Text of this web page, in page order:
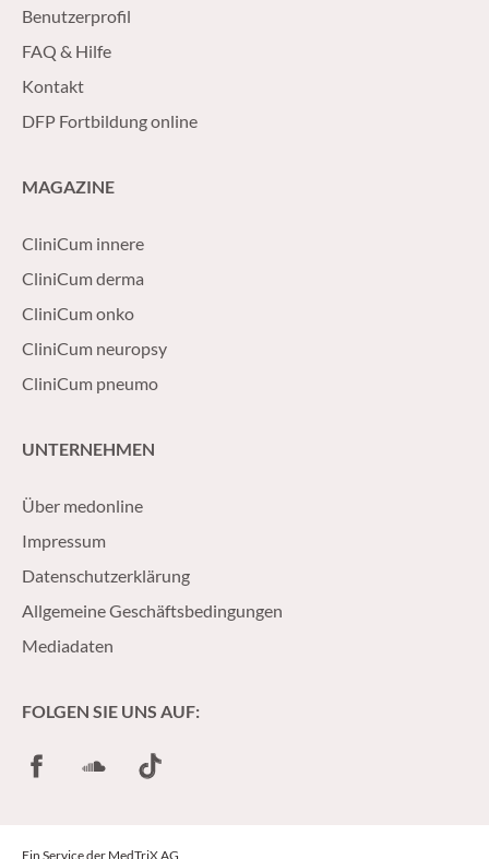
Benutzerprofil
FAQ & Hilfe
Kontakt
DFP Fortbildung online
MAGAZINE
CliniCum innere
CliniCum derma
CliniCum onko
CliniCum neuropsy
CliniCum pneumo
UNTERNEHMEN
Über medonline
Impressum
Datenschutzerklärung
Allgemeine Geschäftsbedingungen
Mediadaten
FOLGEN SIE UNS AUF:
FacebookSoundCloud
TikTok
Ein Service der MedTriX AG